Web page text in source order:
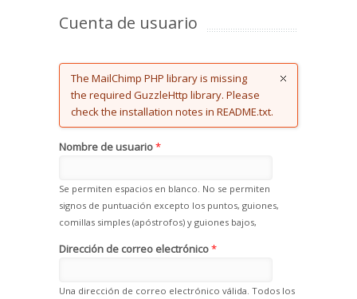
Cuenta de usuario
Error message
The MailChimp PHP library is missing
the required GuzzleHttp library. Please
check the installation notes in README.txt.
Nombre de usuario*
Se permiten espacios en blanco. No se permiten
signos de puntuación excepto los puntos, guiones,
comillas simples (apóstrofos) y guiones bajos,
Dirección de correo electrónico*
Una dirección de correo electrónico válida. Todos los